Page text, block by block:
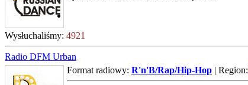
Wysłuchaliśmy: 4921
Radio DFM Urban
Format radiowy: R'n'B/Rap/Hip-Hop | Region: